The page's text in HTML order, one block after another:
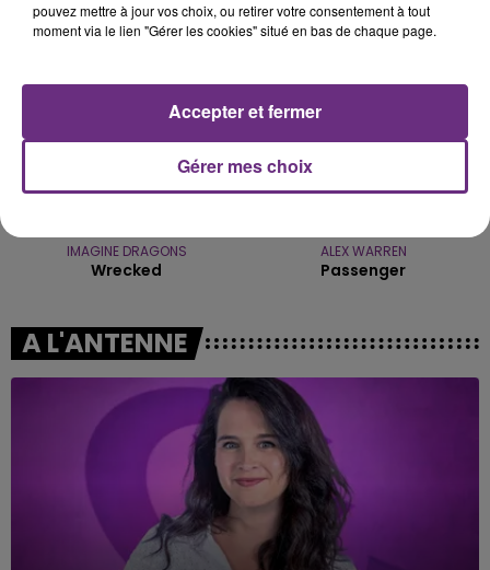
6h09
6h09
IMAGINE DRAGONS
Wrecked
6h06
6h06
ALEX WARREN
Passenger
A L'ANTENNE
pouvez mettre à jour vos choix, ou retirer votre consentement à tout
moment via le lien "Gérer les cookies" situé en bas de chaque page.
Gérer mes choix
Accepter et fermer